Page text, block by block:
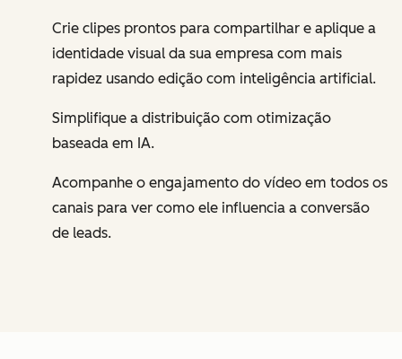
Crie clipes prontos para compartilhar e aplique a
identidade visual da sua empresa com mais
rapidez usando edição com inteligência artificial.
Simplifique a distribuição com otimização
baseada em IA.
Acompanhe o engajamento do vídeo em todos os
canais para ver como ele influencia a conversão
de leads.